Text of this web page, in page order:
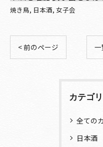
焼き鳥 日本酒 女子会
< 前のページ 一
カテゴ
全ての
日本酒